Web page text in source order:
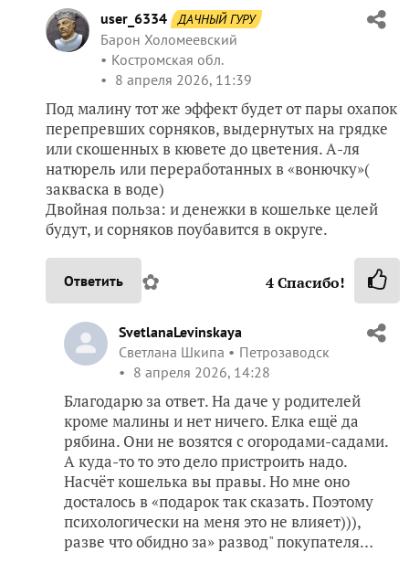
user_6334 ДАЧНЫЙ ГУРУ
Барон Холомеевский
Костромская обл.
8 апреля 2026, 11:39
Под малину тот же эффект будет от пары охапок
перепревших сорняков, выдернутых на грядке
или скошенных в кювете до цветения. А-ля
натюрель или переработанных в «вонючку»(
закваска в воде)
Двойная польза: и денежки в кошельке целей
будут, и сорняков поубавится в округе.
Ответить ✿ 4Спасибо!
SvetlanaLevinskaya
Светлана Шкипа
Петрозаводск
8 апреля 2026, 14:28
Благодарю за ответ. На даче у родителей
кроме малины и нет ничего. Елка ещё да
рябина. Они не возятся с огородами-садами.
А куда-то то это дело пристроить надо.
Насчёт кошелька вы правы. Но мне оно
досталось в «подарок так сказать. Поэтому
психологически на меня это не влияет))),
разве что обидно за» развод" покупателя…